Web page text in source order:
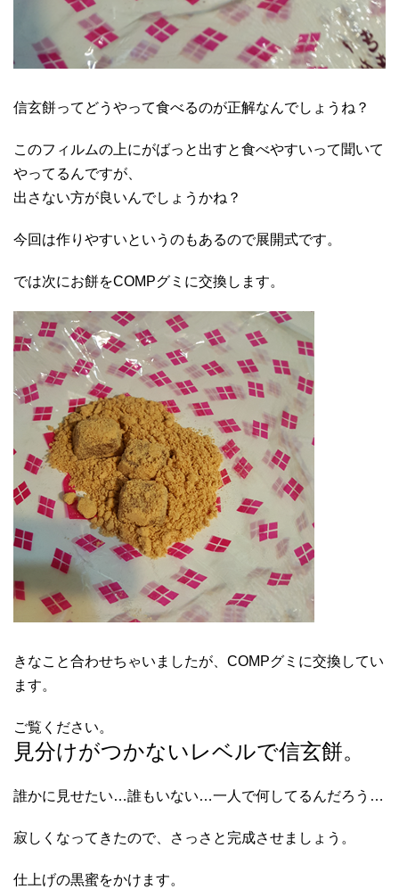
信玄餅ってどうやって食べるのが正解なんでしょうね？
このフィルムの上にがばっと出すと食べやすいって聞いて
やってるんですが、
出さない方が良いんでしょうかね？
今回は作りやすいというのもあるので展開式です。
では次にお餅をCOMPグミに交換します。
きなこと合わせちゃいましたが、COMPグミに交換してい
ます。
ご覧ください。
見分けがつかないレベルで信玄餅。
誰かに見せたい…誰もいない…一人で何してるんだろう…
寂しくなってきたので、さっさと完成させましょう。
仕上げの黒蜜をかけます。